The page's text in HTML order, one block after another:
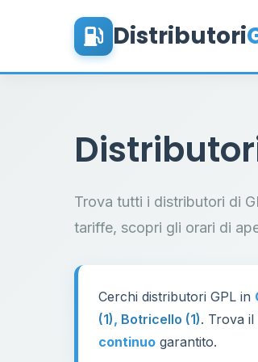
Distributori
Trova tutti i distributori di
tariffe, scopri gli orari di
Cerchi distributori GPL in
(1), Botricello (1). Trova
continuo garantito.